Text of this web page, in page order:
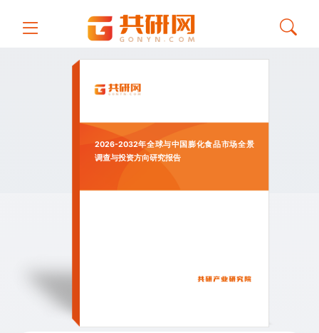
2026-2032年全球与中国膨化食品市场全景
调查与投资方向研究报告